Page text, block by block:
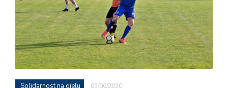
Solidarnost na djelu 05/06/2020